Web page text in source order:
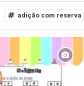
adição com reserva